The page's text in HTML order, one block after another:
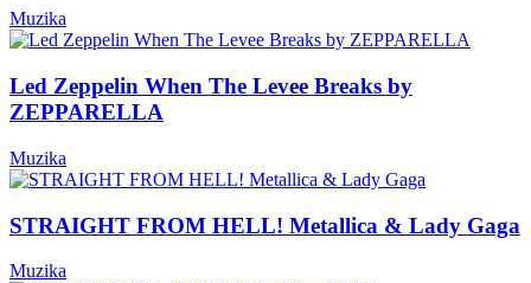
Muzika
Led Zeppelin When The Levee Breaks by
ZEPPARELLA
Muzika
STRAIGHT FROM HELL! Metallica & Lady Gaga
Muzika